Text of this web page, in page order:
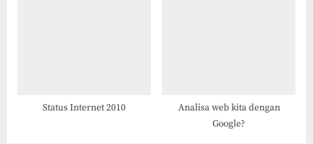
Status Internet 2010
Analisa web kita dengan
Google?